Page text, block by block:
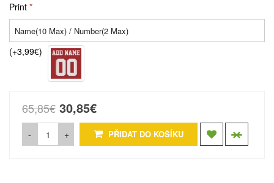
Print
(+3,99€)
65,85€ 30,85€
- + PŘIDAT DO KOŠÍKU